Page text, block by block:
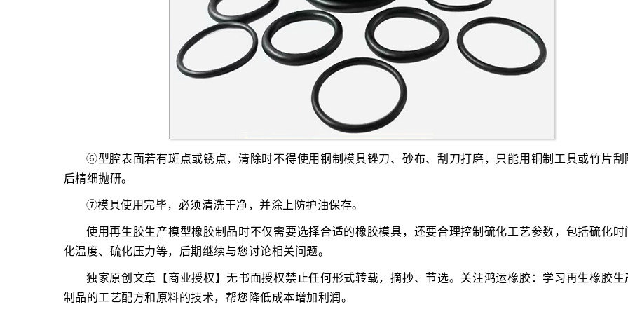
⑥型腔表面若有斑点或锈点，清除时不得使用钢制模具锉刀、砂布、刮刀打磨，只能用铜制工具或竹片刮
后精细抛研。
⑦模具使用完毕，必须清洗干净，并涂上防护油保存。
使用再生胶生产模型橡胶制品时不仅需要选择合适的橡胶模具，还要合理控制硫化工艺参数，包括硫化时
化温度、硫化压力等，后期继续与您讨论相关问题。
独家原创文章【商业授权】无书面授权禁止任何形式转载，摘抄、节选。关注鸿运橡胶：学习再生橡胶生
制品的工艺配方和原料的技术，帮您降低成本增加利润。